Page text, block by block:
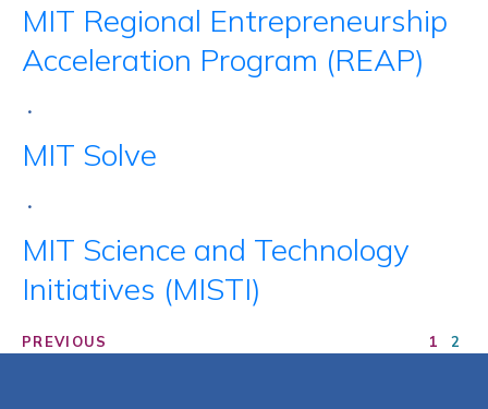
MIT Regional Entrepreneurship
Acceleration Program (REAP)
•
MIT Solve
•
MIT Science and Technology
Initiatives (MISTI)
PREVIOUS 1 2